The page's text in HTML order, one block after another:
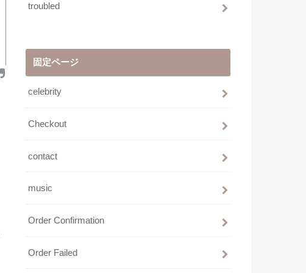
troubled
固定ページ
celebrity
Checkout
contact
music
Order Confirmation
Order Failed